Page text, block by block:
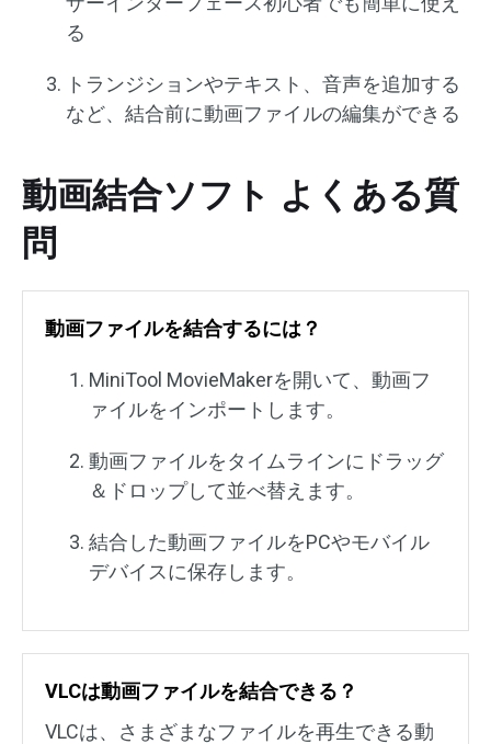
る
トランジションやテキスト、音声を追加する
など、結合前に動画ファイルの編集ができる
動画結合ソフト よくある質
問
動画ファイルを結合するには？
MiniTool MovieMakerを開いて、動画フ
ァイルをインポートします。
動画ファイルをタイムラインにドラッグ
＆ドロップして並べ替えます。
結合した動画ファイルをPCやモバイル
デバイスに保存します。
VLCは動画ファイルを結合できる？
VLCは、さまざまなファイルを再生できる動